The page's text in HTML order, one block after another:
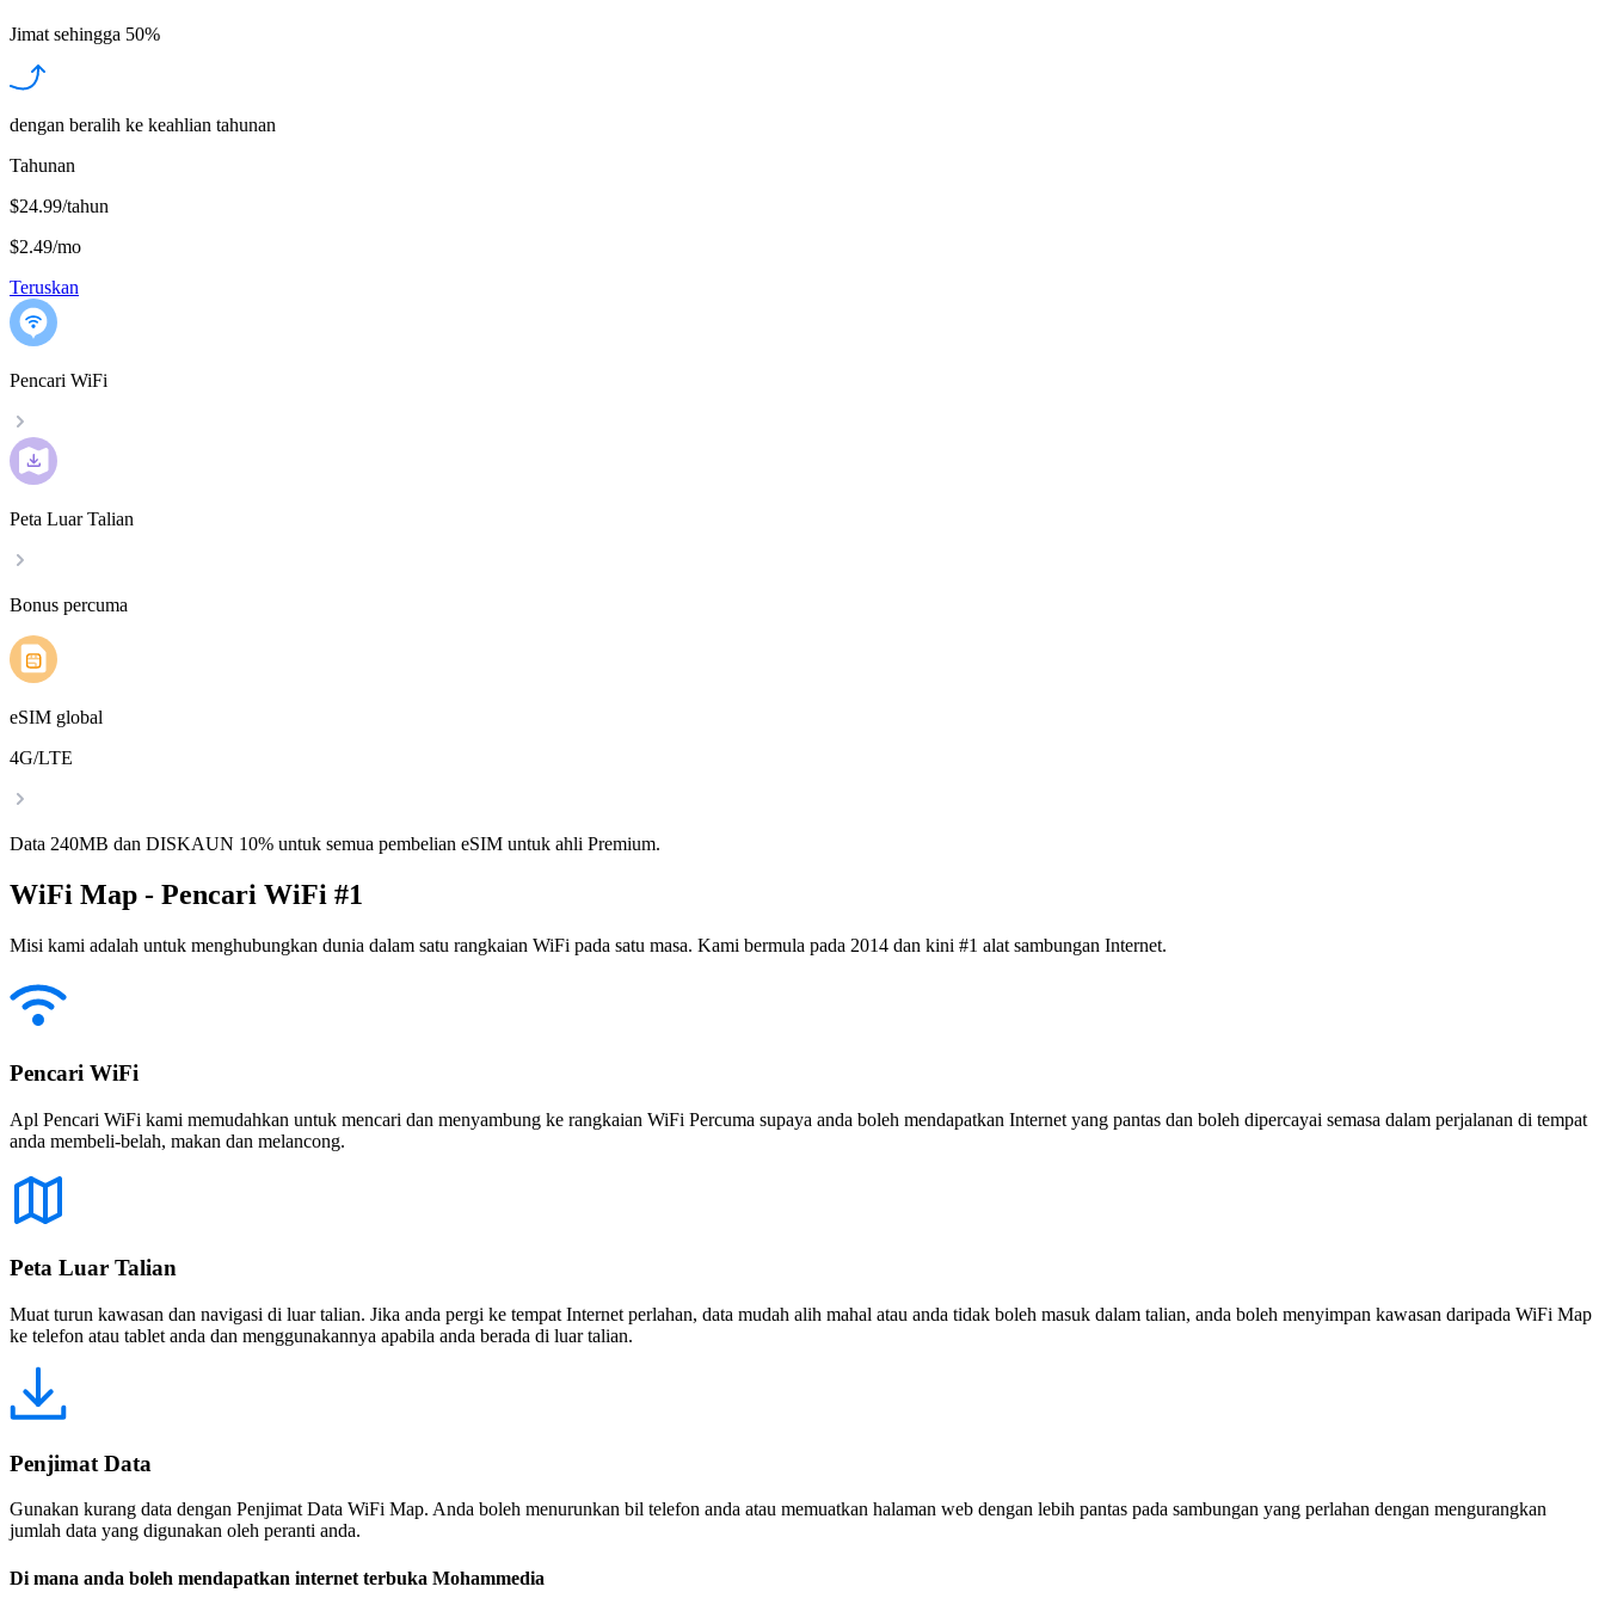
Jimat sehingga 50%
dengan beralih ke keahlian tahunan
Tahunan
$24.99/tahun
$2.49/mo
Teruskan
Pencari WiFi
Peta Luar Talian
Bonus percuma
eSIM global
4G/LTE
Data 240MB dan DISKAUN 10% untuk semua pembelian eSIM untuk ahli Premium.
WiFi Map - Pencari WiFi #1
Misi kami adalah untuk menghubungkan dunia dalam satu rangkaian WiFi pada satu masa. Kami bermula pada 2014 dan kini #1 alat sambungan Internet.
Pencari WiFi
Apl Pencari WiFi kami memudahkan untuk mencari dan menyambung ke rangkaian WiFi Percuma supaya anda boleh mendapatkan Internet yang pantas dan boleh dipercayai semasa dalam perjalanan di tempat
anda membeli-belah, makan dan melancong.
Peta Luar Talian
Muat turun kawasan dan navigasi di luar talian. Jika anda pergi ke tempat Internet perlahan, data mudah alih mahal atau anda tidak boleh masuk dalam talian, anda boleh menyimpan kawasan daripada WiFi Map
ke telefon atau tablet anda dan menggunakannya apabila anda berada di luar talian.
Penjimat Data
Gunakan kurang data dengan Penjimat Data WiFi Map. Anda boleh menurunkan bil telefon anda atau memuatkan halaman web dengan lebih pantas pada sambungan yang perlahan dengan mengurangkan
jumlah data yang digunakan oleh peranti anda.
Di mana anda boleh mendapatkan internet terbuka Mohammedia